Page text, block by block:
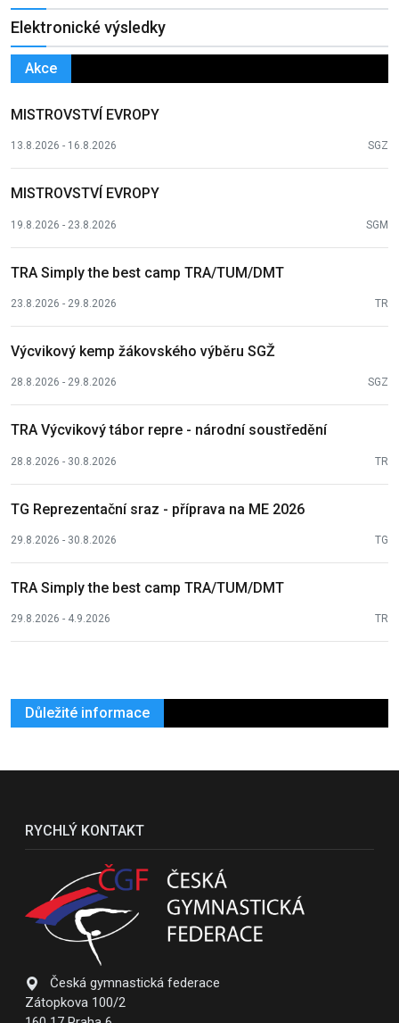
Elektronické výsledky
Akce
MISTROVSTVÍ EVROPY
13.8.2026 - 16.8.2026 SGZ
MISTROVSTVÍ EVROPY
19.8.2026 - 23.8.2026 SGM
TRA Simply the best camp TRA/TUM/DMT
23.8.2026 - 29.8.2026 TR
Výcvikový kemp žákovského výběru SGŽ
28.8.2026 - 29.8.2026 SGZ
TRA Výcvikový tábor repre - národní soustředění
28.8.2026 - 30.8.2026 TR
TG Reprezentační sraz - příprava na ME 2026
29.8.2026 - 30.8.2026 TG
TRA Simply the best camp TRA/TUM/DMT
29.8.2026 - 4.9.2026 TR
Důležité informace
RYCHLÝ KONTAKT
Česká gymnastická federace
Zátopkova 100/2